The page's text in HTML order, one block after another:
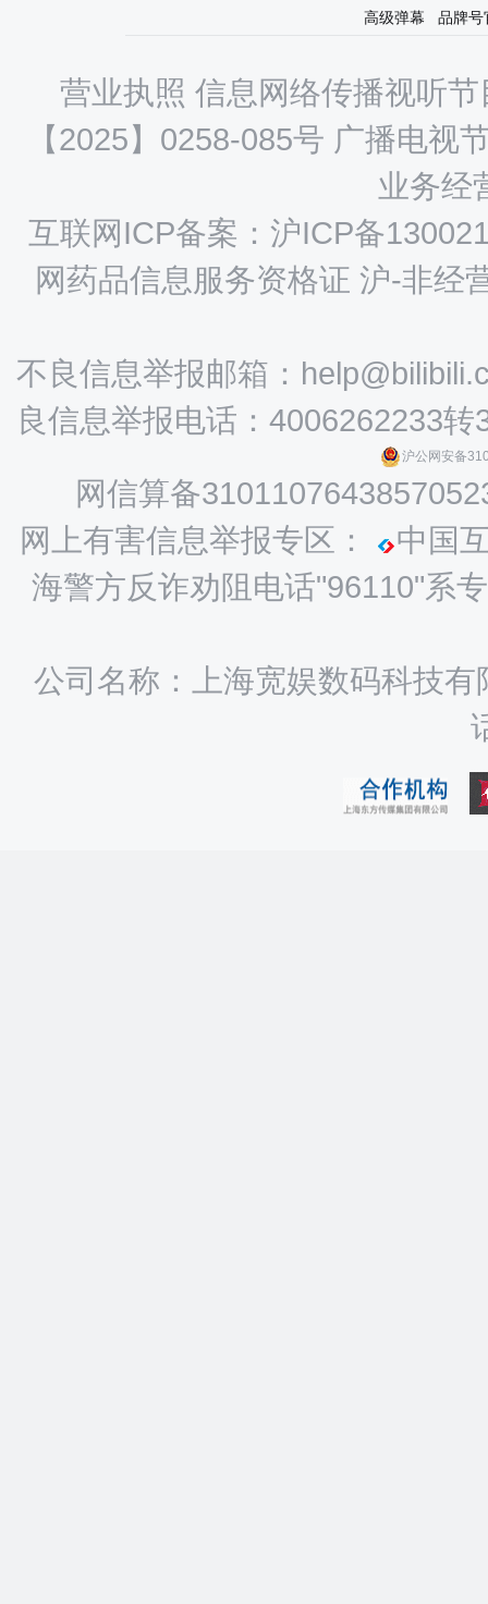
高级弹幕
品牌号
营业执照 信息网络传播视听
【2025】0258-085号 广播电视
业务经
互联网ICP备案：沪ICP备
网药品信息服务资格证 沪-非经
不良信息举报邮箱：
良信息举报电话：4006262233转
沪公网安备
网信算备
网上有害信息举报专区：
中国
海警方反诈劝阻电话"96110"系
公司名称：上海宽娱数码科技有